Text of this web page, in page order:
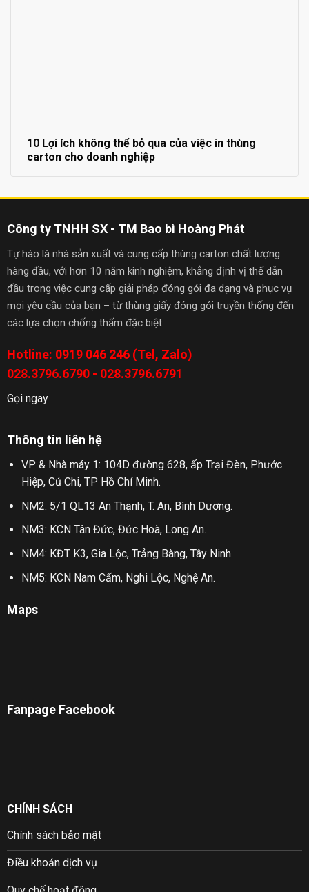
10 Lợi ích không thể bỏ qua của việc in thùng
carton cho doanh nghiệp
Công ty TNHH SX - TM Bao bì Hoàng Phát
Tự hào là nhà sản xuất và cung cấp thùng carton chất lượng
hàng đầu, với hơn 10 năm kinh nghiệm, khẳng định vị thế dẫn
đầu trong việc cung cấp giải pháp đóng gói đa dạng và phục vụ
mọi yêu cầu của bạn – từ thùng giấy đóng gói truyền thống đến
các lựa chọn chống thấm đặc biệt.
Hotline: 0919 046 246 (Tel, Zalo)
028.3796.6790 - 028.3796.6791
Gọi ngay
Thông tin liên hệ
VP & Nhà máy 1: 104D đường 628, ấp Trại Đèn, Phước
Hiệp, Củ Chi, TP Hồ Chí Minh.
NM2: 5/1 QL13 An Thạnh, T. An, Bình Dương.
NM3: KCN Tân Đức, Đức Hoà, Long An.
NM4: KĐT K3, Gia Lộc, Trảng Bàng, Tây Ninh.
NM5: KCN Nam Cấm, Nghi Lộc, Nghệ An.
Maps
Fanpage Facebook
CHÍNH SÁCH
Chính sách bảo mật
Điều khoản dịch vụ